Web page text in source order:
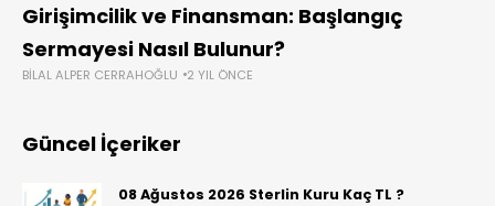
Girişimcilik ve Finansman: Başlangıç
Sermayesi Nasıl Bulunur?
BILAL ALPER CERRAHOĞLU 2 YIL ÖNCE
Güncel İçeriker
08 Ağustos 2026 Sterlin Kuru Kaç TL ?